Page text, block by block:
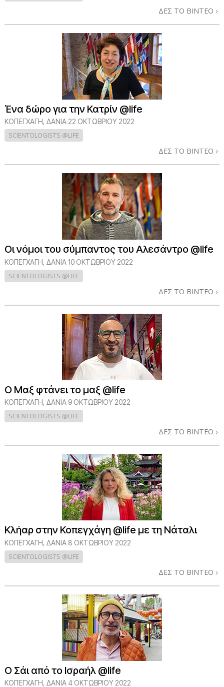
ΔΕΣ ΤΟ ΒΙΝΤΕΟ
Ένα δώρο για την Κατρίν @life
ΚΟΠΕΓΧΆΓΗ, ΔΑΝΊΑ 22 ΟΚΤΩΒΡΙΟΥ 2022
SCIENTOLOGISTS @LIFE
ΔΕΣ ΤΟ ΒΙΝΤΕΟ
Οι νόμοι του σύμπαντος του Αλεσάντρο @life
ΚΟΠΕΓΧΆΓΗ, ΔΑΝΊΑ10 ΟΚΤΩΒΡΙΟΥ 2022
SCIENTOLOGISTS @LIFE
ΔΕΣ ΤΟ ΒΙΝΤΕΟ
Ο Μαξ φτάνει το μαξ @life
ΚΟΠΕΓΧΆΓΗ, ΔΑΝΊΑ 9 ΟΚΤΩΒΡΙΟΥ 2022
SCIENTOLOGISTS @LIFE
ΔΕΣ ΤΟ ΒΙΝΤΕΟ
Κλήαρ στην Κοπεγχάγη @life με τη Νάταλι
ΚΟΠΕΓΧΆΓΗ, ΔΑΝΊΑ 8 ΟΚΤΩΒΡΙΟΥ 2022
SCIENTOLOGISTS @LIFE
ΔΕΣ ΤΟ ΒΙΝΤΕΟ
Ο Σάι από το Ισραήλ @life
ΚΟΠΕΓΧΆΓΗ, ΔΑΝΊΑ 4 ΟΚΤΩΒΡΙΟΥ 2022